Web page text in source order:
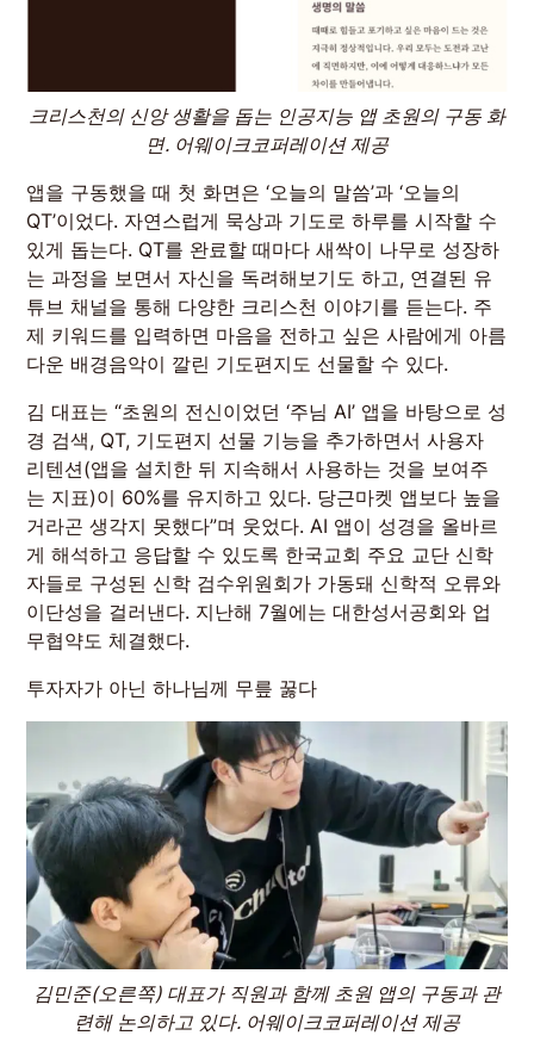
크리스천의 신앙 생활을 돕는 인공지능 앱 초원의 구동 화
면. 어웨이크코퍼레이션 제공
앱을 구동했을 때 첫 화면은 ‘오늘의 말씀’과 ‘오늘의
QT’이었다. 자연스럽게 묵상과 기도로 하루를 시작할 수
있게 돕는다. QT를 완료할 때마다 새싹이 나무로 성장하
는 과정을 보면서 자신을 독려해보기도 하고, 연결된 유
튜브 채널을 통해 다양한 크리스천 이야기를 듣는다. 주
제 키워드를 입력하면 마음을 전하고 싶은 사람에게 아름
다운 배경음악이 깔린 기도편지도 선물할 수 있다.
김 대표는 “초원의 전신이었던 ‘주님 AI’ 앱을 바탕으로 성
경 검색, QT, 기도편지 선물 기능을 추가하면서 사용자
리텐션(앱을 설치한 뒤 지속해서 사용하는 것을 보여주
는 지표)이 60%를 유지하고 있다. 당근마켓 앱보다 높을
거라곤 생각지 못했다”며 웃었다. AI 앱이 성경을 올바르
게 해석하고 응답할 수 있도록 한국교회 주요 교단 신학
자들로 구성된 신학 검수위원회가 가동돼 신학적 오류와
이단성을 걸러낸다. 지난해 7월에는 대한성서공회와 업
무협약도 체결했다.
투자자가 아닌 하나님께 무릎 꿇다
김민준(오른쪽) 대표가 직원과 함께 초원 앱의 구동과 관
련해 논의하고 있다. 어웨이크코퍼레이션 제공